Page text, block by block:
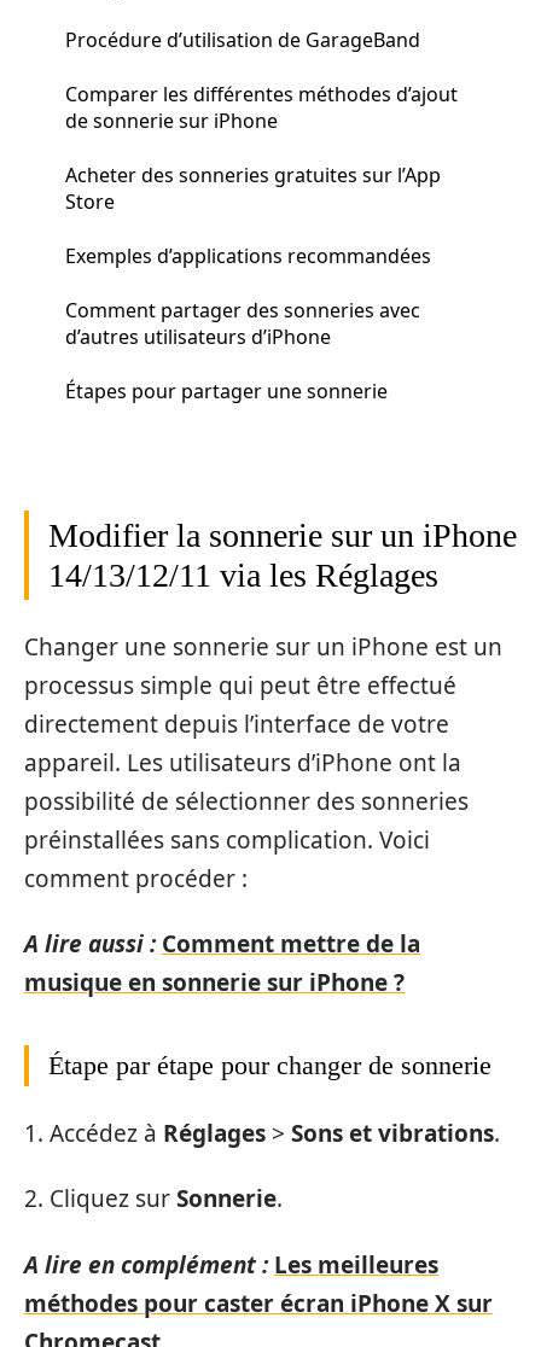
Procédure d’utilisation de GarageBand
Comparer les différentes méthodes d’ajout
de sonnerie sur iPhone
Acheter des sonneries gratuites sur l’App
Store
Exemples d’applications recommandées
Comment partager des sonneries avec
d’autres utilisateurs d’iPhone
Étapes pour partager une sonnerie
Modifier la sonnerie sur un iPhone
14/13/12/11 via les Réglages
Changer une sonnerie sur un iPhone est un
processus simple qui peut être effectué
directement depuis l’interface de votre
appareil. Les utilisateurs d’iPhone ont la
possibilité de sélectionner des sonneries
préinstallées sans complication. Voici
comment procéder :
A lire aussi : Comment mettre de la
musique en sonnerie sur iPhone ?
Étape par étape pour changer de sonnerie
1. Accédez à Réglages > Sons et vibrations.
2. Cliquez surSonnerie.
A lire en complément : Les meilleures
méthodes pour caster écran iPhone X sur